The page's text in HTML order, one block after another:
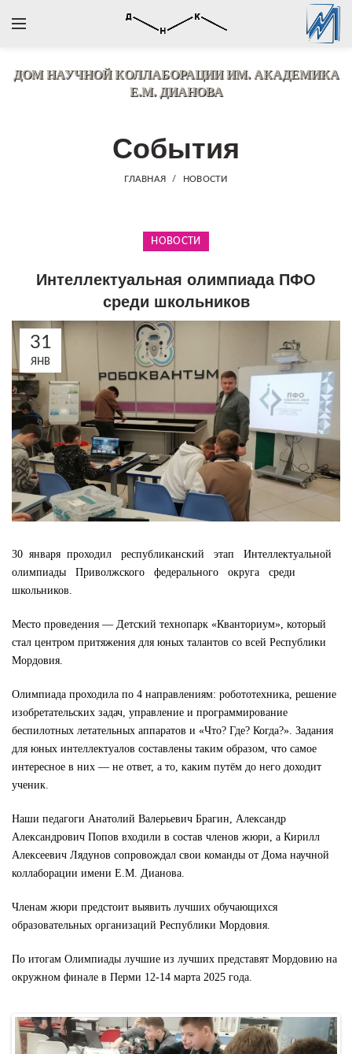
ДОМ НАУЧНОЙ КОЛЛАБОРАЦИИИМ. АКАДЕМИКА
Е.М. ДИАНОВА
События
ГЛАВНАЯ НОВОСТИ
НОВОСТИ
Интеллектуальная олимпиада ПФО
среди школьников
31
ЯНВ
30 января проходил республиканский этап Интеллектуальной
олимпиады Приволжского федерального округа среди
школьников.
Место проведения — Детский технопарк «Кванториум», который
стал центром притяжения для юных талантов со всей Республики
Мордовия.
Олимпиада проходила по 4 направлениям: робототехника, решение
изобретательских задач, управление и программирование
беспилотных летательных аппаратов и «Что? Где? Когда?». Задания
для юных интеллектуалов составлены таким образом, что самое
интересное в них — не ответ, а то, каким путём до него доходит
ученик.
Наши педагоги Анатолий Валерьевич Брагин, Александр
Александрович Попов входили в состав членов жюри, а Кирилл
Алексеевич Лядунов сопровождал свои команды от Дома научной
коллаборации имени Е.М. Дианова.
Членам жюри предстоит выявить лучших обучающихся
образовательных организаций Республики Мордовия.
По итогам Олимпиады лучшие из лучших представят Мордовию на
окружном финале в Перми 12-14 марта 2025 года.